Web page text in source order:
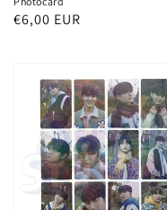
Normaler
€6,00 EUR